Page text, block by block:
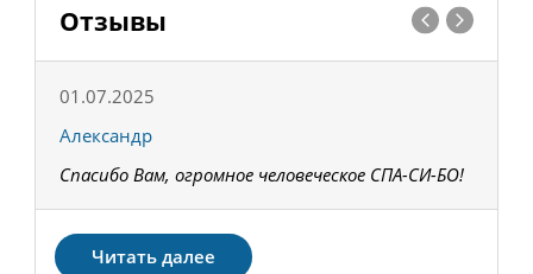
Отзывы
01.07.2025
Александр
Спасибо Вам, огромное человеческое СПА-СИ-БО!
Читать далее